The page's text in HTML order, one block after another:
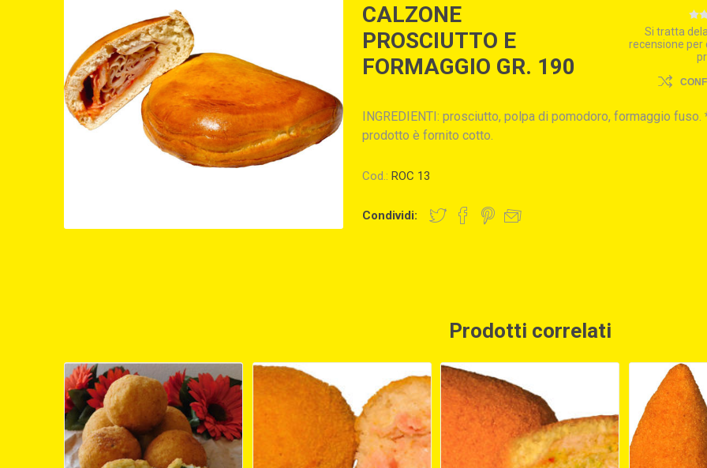
CALZONE
PROSCIUTTO E
FORMAGGIO GR. 190
Si tratta
recensione per
INGREDIENTI: prosciutto, polpa di pomodoro, formaggio fuso.
prodotto è fornito cotto.
Cod.: ROC 13
Condividi:
Prodotti correlati